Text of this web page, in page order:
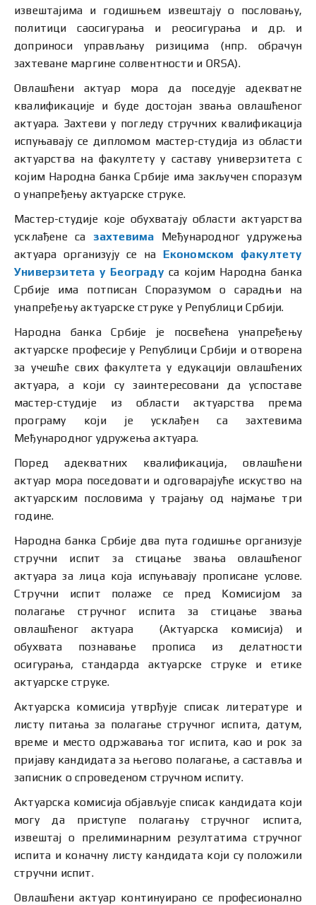
извештајима и годишњем извештају о пословању,
политици саосигурања и реосигурања и др. и
доприноси управљању ризицима (нпр. обрачун
захтеване маргине солвентности и ORSA).
Овлашћени актуар мора да поседује адекватне
квалификације и буде достојан звања овлашћеног
актуара. Захтеви у погледу стручних квалификација
испуњавају се дипломом мастер-студија из области
актуарства на факултету у саставу универзитета с
којим Народна банка Србије има закључен споразум
о унапређењу актуарске струке.
Мастер-студије које обухватају области актуарства
усклађене са захтевима Међународног удружења
актуара организују се на Економском факултету
Универзитета у Београдуса којим Народна банка
Србије има потписан Споразумом о сарадњи на
унапређењу актуарске струке у Републици Србији.
Народна банка Србије је посвећена унапређењу
актуарске професије у Републици Србији и отворена
за учешће свих факултета у едукацији овлашћених
актуара, а који су заинтересовани да успоставе
мастер-студије из области актуарства према
програму који је усклађен са захтевима
Међународног удружења актуара.
Поред адекватних квалификација, овлашћени
актуар мора поседовати и одговарајуће искуство на
актуарским пословима у трајању од најмање три
године.
Народна банка Србије два пута годишње организује
стручни испит за стицање звања овлашћеног
актуара за лица која испуњавају прописане услове.
Стручни испит полаже се пред Kомисијом за
полагање стручног испита за стицање звања
овлашћеног актуара (Актуарска комисија) и
обухвата познавање прописa из делатности
осигурања, стандардa актуарске струке и етикe
актуарске струке.
Актуарска комисија утврђује списак литературе и
листу питања за полагање стручног испита, датум,
време и место одржавања тог испита, као и рок за
пријаву кандидата за његово полагање, а саставља и
записник о спроведеном стручном испиту.
Актуарска комисија објављује списак кандидата који
могу да приступе полагању стручног испита,
извештај о прелиминарним резултатима стручног
испита и коначну листу кандидата који су положили
стручни испит.
Овлашћени актуар континуирано се професионално